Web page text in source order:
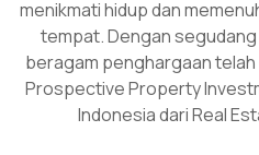
menikmati hidup dan
tempat. Dengan
beragam penghargaan
Prospective Property
Indonesia dari Real